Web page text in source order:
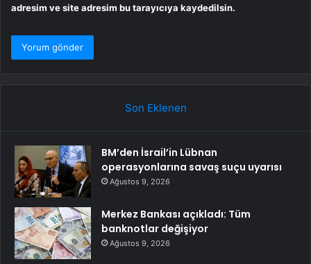
adresim ve site adresim bu tarayıcıya kaydedilsin.
Son Eklenen
BM’den İsrail’in Lübnan
operasyonlarına savaş suçu uyarısı
Ağustos 9, 2026
Merkez Bankası açıkladı: Tüm
banknotlar değişiyor
Ağustos 9, 2026